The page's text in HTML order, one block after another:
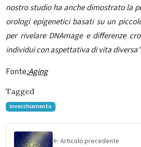
nostro studio ha anche dimostrato la
orologi epigenetici basati su un
per rivelare DNAmage e differenze
individui con aspettativa di vita
Fonte:Aging
Tagged
invecchiamento
← Articolo precedente